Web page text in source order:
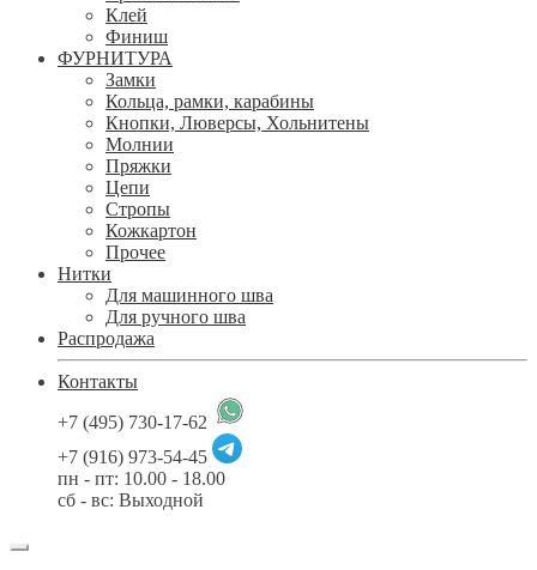
Клей
Финиш
ФУРНИТУРА
Замки
Кольца, рамки, карабины
Кнопки, Люверсы, Хольнитены
Молнии
Пряжки
Цепи
Стропы
Кожкартон
Прочее
Нитки
Для машинного шва
Для ручного шва
Распродажа
Контакты
+7 (495) 730-17-62
+7 (916) 973-54-45
пн - пт: 10.00 - 18.00
сб - вс: Выходной